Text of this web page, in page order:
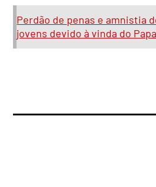
Perdão de penas e amnistia
jovens devido à vinda do Papa